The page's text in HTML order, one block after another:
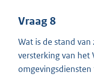
Vraag 8
Wat is de stand
versterking van het